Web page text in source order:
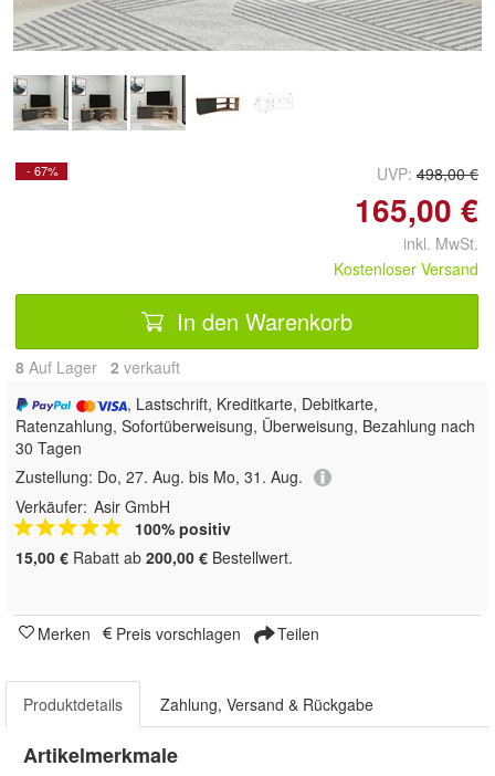
- 67% UVP: 498,00 €
165,00 €
inkl. MwSt.
Kostenloser Versand
In den Warenkorb
8 Auf Lager 2 verkauft
, Lastschrift, Kreditkarte, Debitkarte,
Ratenzahlung, Sofortüberweisung, Überweisung, Bezahlung nach
30 Tagen
Zustellung: Do, 27. Aug. bis Mo, 31. Aug.
Verkäufer: Asir GmbH
100% positiv
15,00 € Rabatt ab 200,00 € Bestellwert.
Merken Preis vorschlagen Teilen
Produktdetails Zahlung, Versand & Rückgabe
Artikelmerkmale